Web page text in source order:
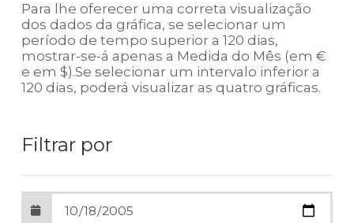
Para lhe oferecer uma correta visualização
dos dados da gráfica, se selecionar um
período de tempo superior a 120 dias,
mostrar-se-á apenas a Medida do Mês (em €
e em $).Se selecionar um intervalo inferior a
120 dias, poderá visualizar as quatro gráficas.
Filtrar por